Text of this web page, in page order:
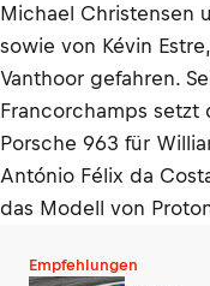
Michael Christensen
sowie von Kévin
Vanthoor gefahren.
Francorchamps setzt
Porsche 963 für
António Félix da
das Modell von
Empfehlungen